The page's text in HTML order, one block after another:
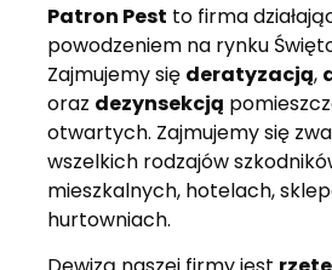
Patron Pest to firma
powodzeniem na rynku
Zajmujemy się deratyzacją,
oraz dezynsekcją
otwartych. Zajmujemy się
wszelkich rodzajów
mieszkalnych, hotelach,
hurtowniach.